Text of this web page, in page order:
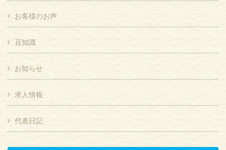
お客様のお声
豆知識
お知らせ
求人情報
代表日記